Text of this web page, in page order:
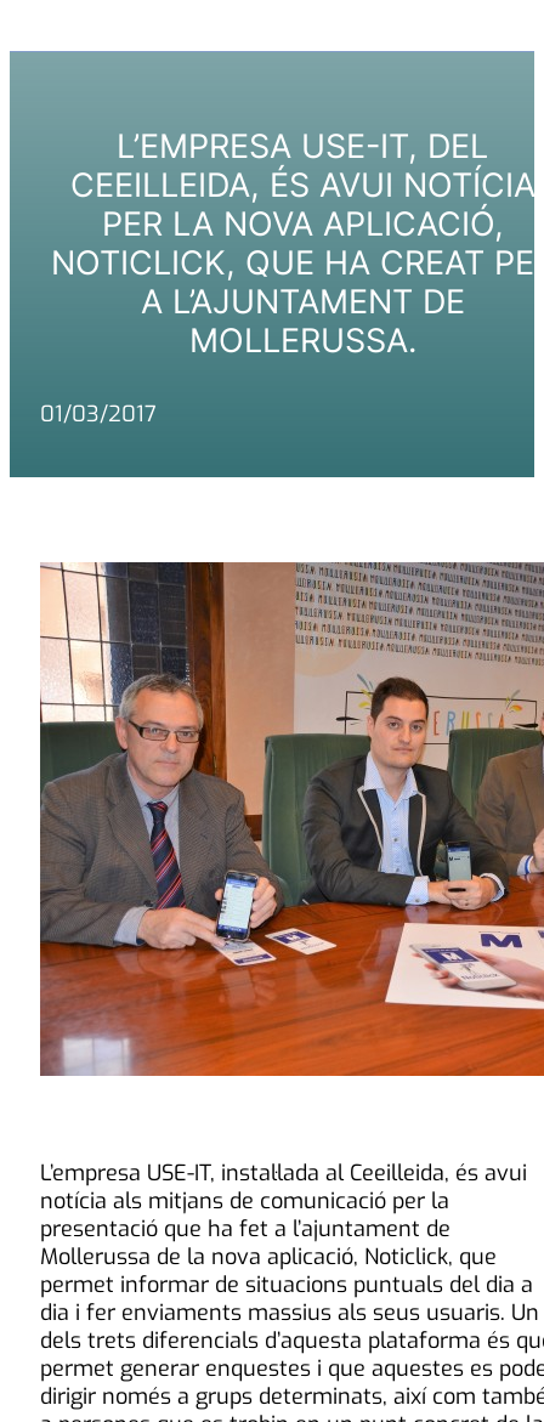
L’EMPRESA USE-IT, DEL
CEEILLEIDA, ÉS AVUI NOTÍCIA
PER LA NOVA APLICACIÓ,
NOTICLICK, QUE HA CREAT
A L’AJUNTAMENT DE
MOLLERUSSA.
01/03/2017
L’empresa USE-IT, instal·lada al Ceeilleida, és avui
notícia als mitjans de comunicació per la
presentació que ha fet a l’ajuntament de
Mollerussa de la nova aplicació, Noticlick, que
permet informar de situacions puntuals del dia a
dia i fer enviaments massius als seus usuaris. Un
dels trets diferencials d’aquesta plataforma és
permet generar enquestes i que aquestes es
dirigir només a grups determinats, així com